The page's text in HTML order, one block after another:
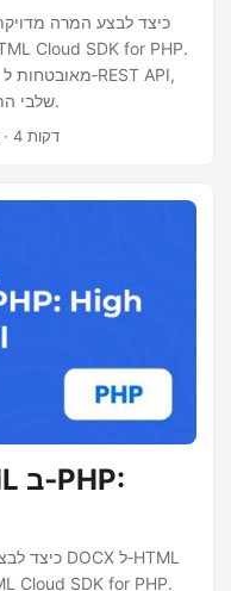
שלבי התקנה, וטיפים לטיפול במסמכים גדולים.
· Muhammad Mustafa · 4 דקות